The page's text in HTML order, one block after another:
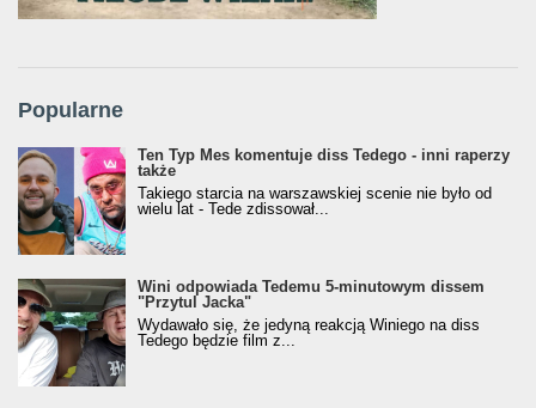
Popularne
Ten Typ Mes komentuje diss Tedego - inni raperzy
także
Takiego starcia na warszawskiej scenie nie było od
wielu lat - Tede zdissował...
Wini odpowiada Tedemu 5-minutowym dissem
"Przytul Jacka"
Wydawało się, że jedyną reakcją Winiego na diss
Tedego będzie film z...